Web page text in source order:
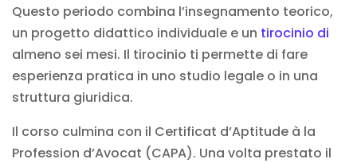
Questo periodo combina l’insegnamento teorico,
un progetto didattico individuale e un tirocinio di
almeno sei mesi. Il tirocinio ti permette di fare
esperienza pratica in uno studio legale o in una
struttura giuridica.
Il corso culmina con il Certificat d’Aptitude à la
Profession d’Avocat (CAPA). Una volta prestato il